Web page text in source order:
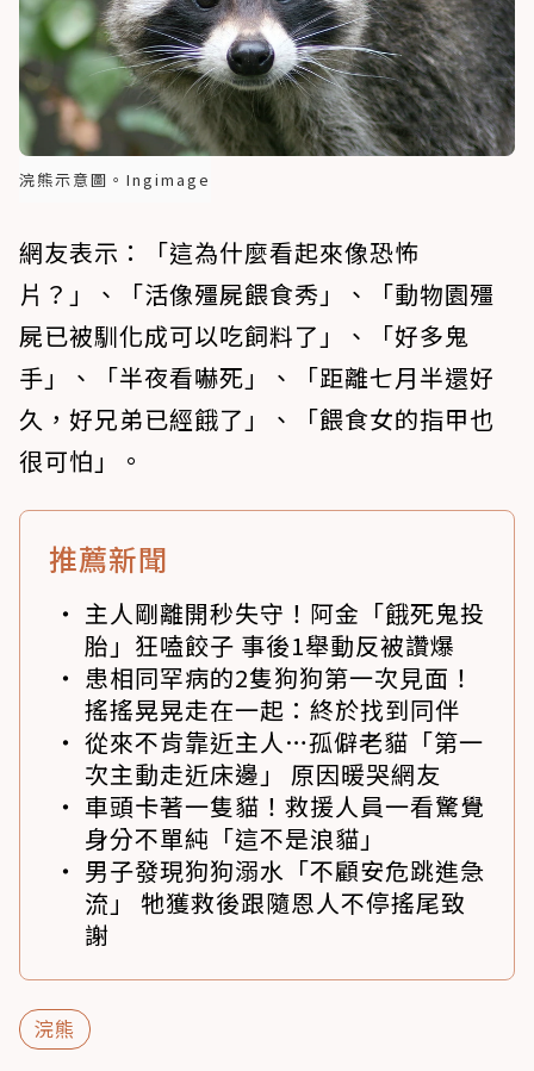
浣熊示意圖。Ingimage
網友表示：「這為什麼看起來像恐怖
片？」、「活像殭屍餵食秀」、「動物園殭
屍已被馴化成可以吃飼料了」、「好多鬼
手」、「半夜看嚇死」、「距離七月半還好
久，好兄弟已經餓了」、「餵食女的指甲也
很可怕」。
推薦新聞
主人剛離開秒失守！阿金「餓死鬼投
胎」狂嗑餃子 事後1舉動反被讚爆
患相同罕病的2隻狗狗第一次見面！
搖搖晃晃走在一起：終於找到同伴
從來不肯靠近主人…孤僻老貓「第一
次主動走近床邊」 原因暖哭網友
車頭卡著一隻貓！救援人員一看驚覺
身分不單純「這不是浪貓」
男子發現狗狗溺水「不顧安危跳進急
流」 牠獲救後跟隨恩人不停搖尾致
謝
浣熊